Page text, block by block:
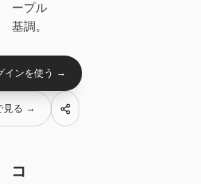
Antigravity
Hermes
Devin for Terminal
ープル
基調。
インを使う →
見る →
コ